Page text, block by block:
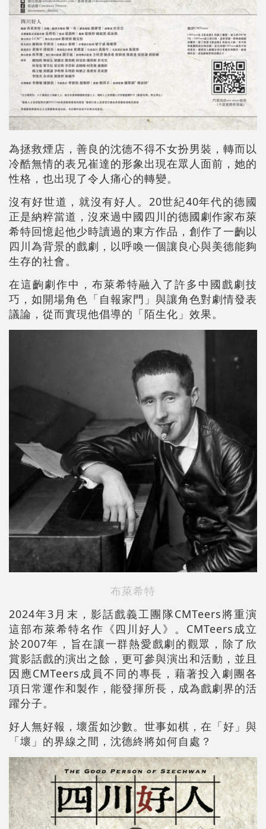
為拯救煙店，善良的沈德不得不女扮男裝，轉而以
冷酷無情的表兄崔達的形象出現在眾人面前，她的
性格，也出現了令人痛心的轉變。
沒有好世道，就沒有好人。20世紀40年代的德國
正是納粹當道，沒來過中國四川的德國劇作家布萊
希特回憶起他少時讀過的東方作品，創作了一齣以
四川為背景的戲劇，以呼喚一個讓良心與美德能夠
生存的社會。
在這齣劇作中，布萊希特融入了許多中國戲劇技
巧，如開場角色「自報家門」與讓角色對劇情發表
議論，從而實現他倡導的「陌生化」效果。
布萊希特
2024年3月末，影話戲義工團隊CMTeers將重演
這部布萊希特名作《四川好人》。CMTeers成立
於2007年，旨在讓一群熱愛戲劇的觀眾，除了欣
賞影話戲的演出之餘，更可參與演出和活動，並且
因應CMTeers成員不同的專長，藉著投入劇團各
項日常運作和製作，能發揮所長，成為戲劇界的活
躍分子。
好人無好報，壞蛋如沙數。世事如棋，在「好」與
「壞」的界線之間，沈德終將如何自處？